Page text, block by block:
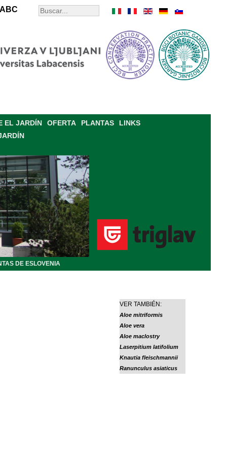
ABC
EL JARDÍN OFERTA PLANTAS
LINKS
DE ESLOVENIA
VER TAMBIÉN:
Aloe mitriformis
Aloe vera
Aloe maclostry
Laserpitium latifolium
Knautia fleischmannii
Ranunculus asiaticus